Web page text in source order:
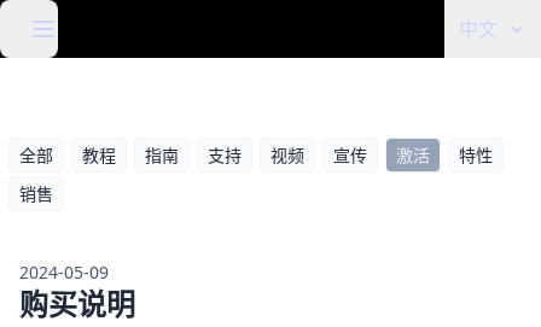
中文
全部 教程 指南 支持 视频 宣传 激活
特性
销售
2024-05-09
购买说明